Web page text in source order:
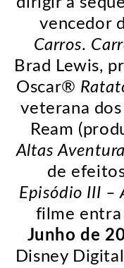
vencedor
Carros.
Brad Lewis,
Oscar®
veterana
Ream
Altas
de
Episódio III –
filme entra
Junho de
Disney